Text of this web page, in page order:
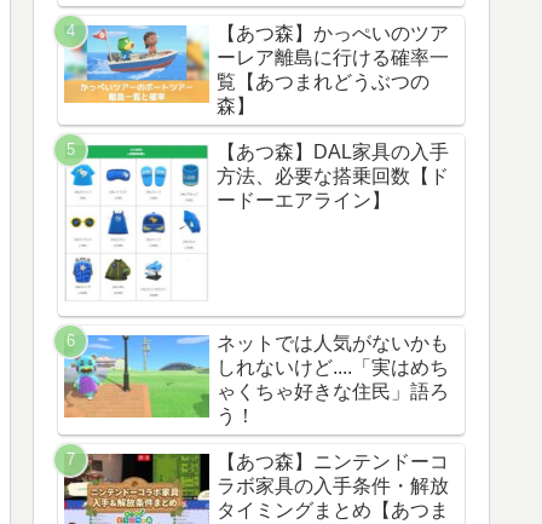
【あつ森】かっぺいのツア
ーレア離島に行ける確率一
覧【あつまれどうぶつの
森】
【あつ森】DAL家具の入手
方法、必要な搭乗回数【ド
ードーエアライン】
ネットでは人気がないかも
しれないけど....「実はめち
ゃくちゃ好きな住民」語ろ
う！
【あつ森】ニンテンドーコ
ラボ家具の入手条件・解放
タイミングまとめ【あつま